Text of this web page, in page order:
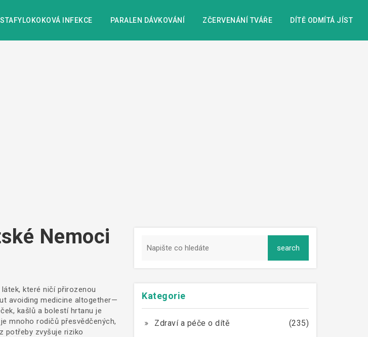
STAFYLOKOKOVÁ INFEKCE PARALEN DÁVKOVÁNÍ ZČERVENÁNÍ TVÁŘE DÍTĚ ODMÍTÁ JÍST
Nemoci
které ničí přirozenou
avoiding medicine altogether—
kašlů a bolestí hrtanu je
mnoho rodičů přesvědčených,
potřeby zvyšuje riziko
Kategorie
Zdraví a péče o dítě
(235)